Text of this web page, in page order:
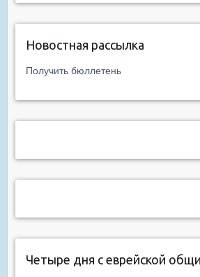
Новостная рассылка
Получить бюллетень
Четыре дня с еврейской